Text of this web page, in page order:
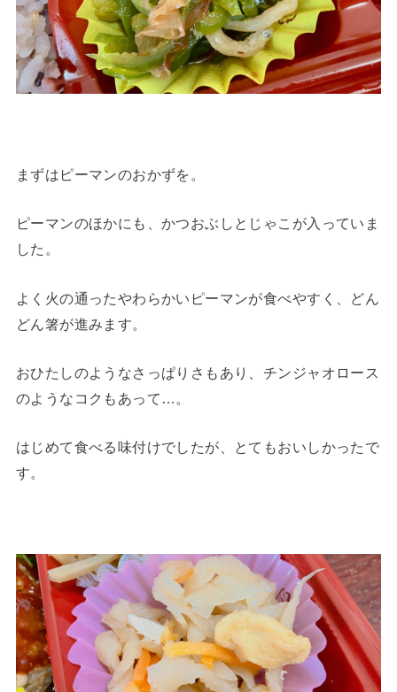
まずはピーマンのおかずを。
ピーマンのほかにも、かつおぶしとじゃこが入っていま
した。
よく火の通ったやわらかいピーマンが食べやすく、どん
どん箸が進みます。
おひたしのようなさっぱりさもあり、チンジャオロース
のようなコクもあって…。
はじめて食べる味付けでしたが、とてもおいしかったで
す。